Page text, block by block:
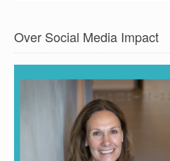
Over Social Media Impact